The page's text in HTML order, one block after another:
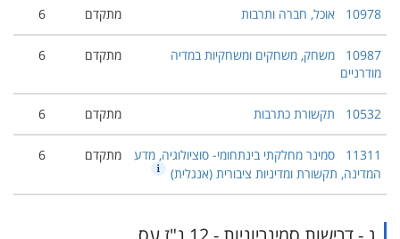
10978 אוכל, חברה ותרבות מתקדם 6
10987 משחק, משחקים ומשחקיות במדיה
מודרניים
מתקדם 6
10532 תקשורת כתרבות מתקדם 6
11311 סמינר מחלקתי בינתחומי- סוציולוגיה, מדע
המדינה, תקשורת ומדיניות ציבורית (אנגלית)
מתקדם 6